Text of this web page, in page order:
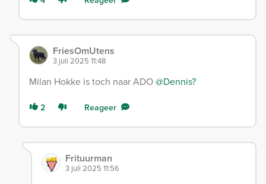
FriesOmUtens
3 juli 2025 11:48
Milan Hokke is toch naar ADO@Dennis?
2 Reageer
Frituurman
3 juli 2025 11:56